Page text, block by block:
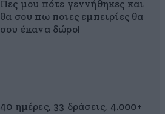
Πες μου πότε γεννήθηκες και
θα σου πω ποιες εμπειρίες θα
σου έκανα δώρο!
40 ημέρες, 33 δράσεις, 4.000+